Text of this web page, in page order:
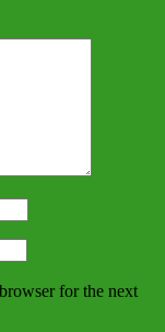
for the next